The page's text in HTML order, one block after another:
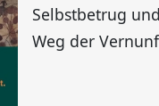
Selbstbetrug
Weg der